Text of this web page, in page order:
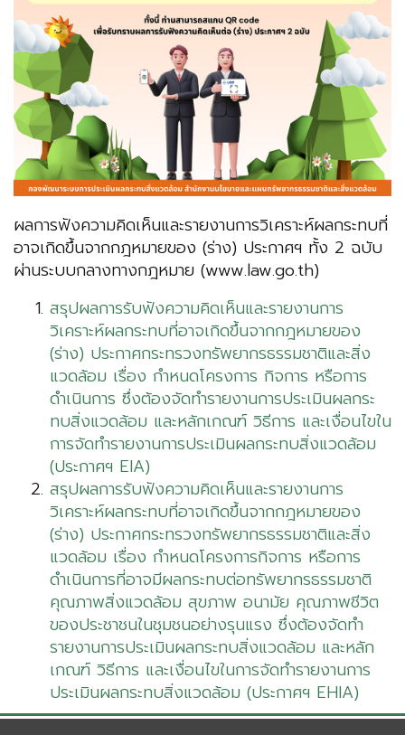
ผลการฟังความคิดเห็นและรายงานการวิเคราะห์ผลกระทบที่
อาจเกิดขึ้นจากกฎหมายของ (ร่าง) ประกาศฯ ทั้ง 2 ฉบับ
ผ่านระบบกลางทางกฎหมาย (www.law.go.th)
สรุปผลการรับฟังความคิดเห็นและรายงานการ
วิเคราะห์ผลกระทบที่อาจเกิดขึ้นจากกฎหมายของ
(ร่าง) ประกาศกระทรวงทรัพยากรธรรมชาติและสิ่ง
แวดล้อม เรื่อง กำหนดโครงการ กิจการ หรือการ
ดำเนินการ ซึ่งต้องจัดทำรายงานการประเมินผลกระ
ทบสิ่งแวดล้อม และหลักเกณฑ์ วิธีการ และเงื่อนไขใน
การจัดทำรายงานการประเมินผลกระทบสิ่งแวดล้อม
(ประกาศฯ EIA)
สรุปผลการรับฟังความคิดเห็นและรายงานการ
วิเคราะห์ผลกระทบที่อาจเกิดขึ้นจากกฎหมายของ
(ร่าง) ประกาศกระทรวงทรัพยากรธรรมชาติและสิ่ง
แวดล้อม เรื่อง กำหนดโครงการกิจการ หรือการ
ดำเนินการที่อาจมีผลกระทบต่อทรัพยากรธรรมชาติ
คุณภาพสิ่งแวดล้อม สุขภาพ อนามัย คุณภาพชีวิต
ของประชาชนในชุมชนอย่างรุนแรง ซึ่งต้องจัดทำ
รายงานการประเมินผลกระทบสิ่งแวดล้อม และหลัก
เกณฑ์ วิธีการ และเงื่อนไขในการจัดทำรายงานการ
ประเมินผลกระทบสิ่งแวดล้อม (ประกาศฯ EHIA)